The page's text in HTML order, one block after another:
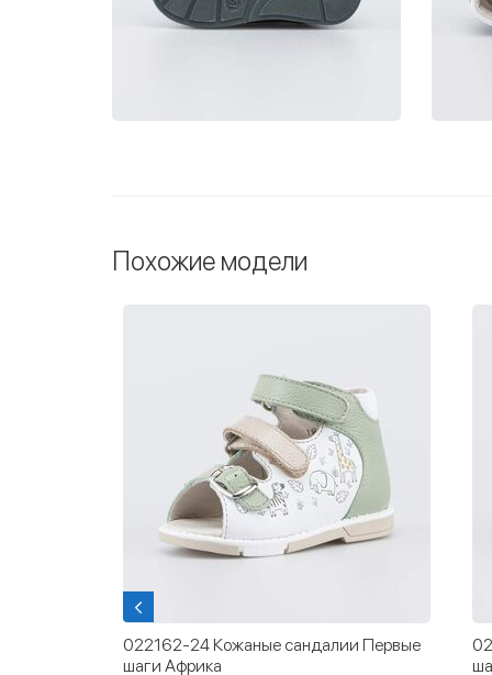
Похожие модели
022162-24 Кожаные сандалии Первые
шаги Африка